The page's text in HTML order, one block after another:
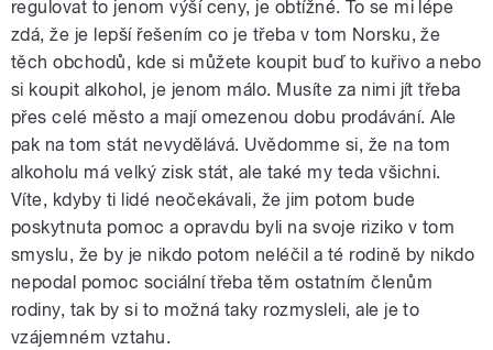
regulovat to jenom výší ceny, je obtížné. To se mi lépe
zdá, že je lepší řešením co je třeba v tom Norsku, že
těch obchodů, kde si můžete koupit buď to kuřivo a nebo
si koupit alkohol, je jenom málo. Musíte za nimi jít třeba
přes celé město a mají omezenou dobu prodávání. Ale
pak na tom stát nevydělává. Uvědomme si, že na tom
alkoholu má velký zisk stát, ale také my teda všichni.
Víte, kdyby ti lidé neočekávali, že jim potom bude
poskytnuta pomoc a opravdu byli na svoje riziko v tom
smyslu, že by je nikdo potom neléčil a té rodině by nikdo
nepodal pomoc sociální třeba těm ostatním členům
rodiny, tak by si to možná taky rozmysleli, ale je to
vzájemném vztahu.